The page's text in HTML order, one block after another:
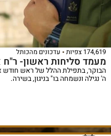
174,619 צפיות עדכונים מהכותל
מעמד סליחות ראשון- ר"ח
הבוקר, בתפילת ההלל של ראש חודש
ה' נגילה ונשמחה בו" בניגון, בשירה.